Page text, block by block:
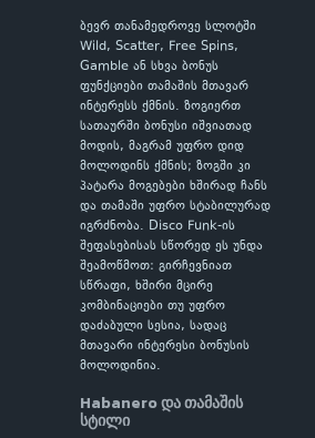
ბევრ თანამედროვე სლოტში
Wild, Scatter, Free Spins,
Gamble ან სხვა ბონუს
ფუნქციები თამაშის მთავარ
ინტერესს ქმნის. ზოგიერთ
სათაურში ბონუსი იშვიათად
მოდის, მაგრამ უფრო დიდ
მოლოდინს ქმნის; ზოგში კი
პატარა მოგებები ხშირად ჩანს
და თამაში უფრო სტაბილურად
იგრძნობა. Disco Funk-ის
შეფასებისას სწორედ ეს უნდა
შეამოწმოთ: გირჩევნიათ
სწრაფი, ხშირი მცირე
კომბინაციები თუ უფრო
დაძაბული სესია, სადაც
მთავარი ინტერესი ბონუსის
მოლოდინია.
Habanero და თამაშის
სტილი